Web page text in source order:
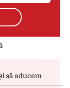
să aducem